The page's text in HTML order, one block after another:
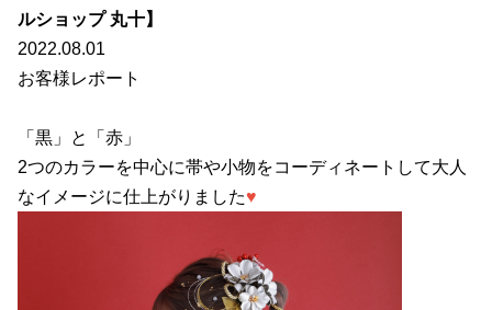
ルショップ 丸十】
2022.08.01
お客様レポート
「黒」と「赤」
2つのカラーを中心に帯や小物をコーディネートして大人
なイメージに仕上がりました♥